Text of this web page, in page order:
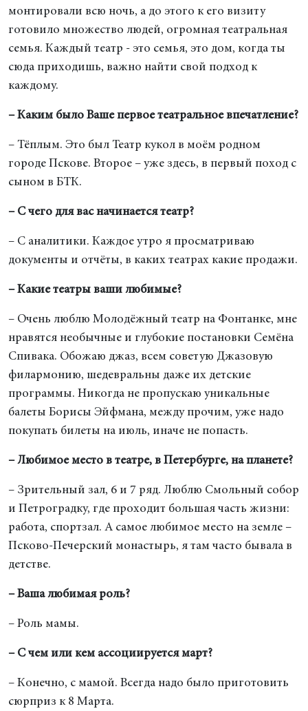
монтировали всю ночь, а до этого к его визиту
готовило множество людей, огромная театральная
семья. Каждый театр - это семья, это дом, когда ты
сюда приходишь, важно найти свой подход к
каждому.
– Каким было Ваше первое театральное впечатление?
– Тёплым. Это был Театр кукол в моём родном
городе Пскове. Второе – уже здесь, в первый поход с
сыном в БТК.
– С чего для вас начинается театр?
– С аналитики. Каждое утро я просматриваю
документы и отчёты, в каких театрах какие продажи.
– Какие театры ваши любимые?
– Очень люблю Молодёжный театр на Фонтанке, мне
нравятся необычные и глубокие постановки Семёна
Спивака. Обожаю джаз, всем советую Джазовую
филармонию, шедевральны даже их детские
программы. Никогда не пропускаю уникальные
балеты Борисы Эйфмана, между прочим, уже надо
покупать билеты на июль, иначе не попасть.
– Любимое место в театре, в Петербурге, на планете?
– Зрительный зал, 6 и 7 ряд. Люблю Смольный собор
и Петроградку, где проходит большая часть жизни:
работа, спортзал. А самое любимое место на земле –
Псково-Печерский монастырь, я там часто бывала в
детстве.
– Ваша любимая роль?
– Роль мамы.
– С чем или кем ассоциируется март?
– Конечно, с мамой. Всегда надо было приготовить
сюрприз к 8 Марта.